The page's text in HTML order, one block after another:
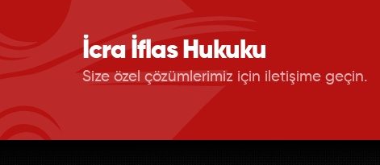
Kat Mülkiyeti Hukuku
Yabancılar Hukuku
Size özel çözümlerimiz için iletişime geçin.